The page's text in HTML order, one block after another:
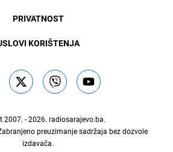
PRIVATNOST
KORIŠTENJA
2007. - 2026. radiosarajevo.ba.
preuzimanje sadržaja bez dozvole
izdavača.